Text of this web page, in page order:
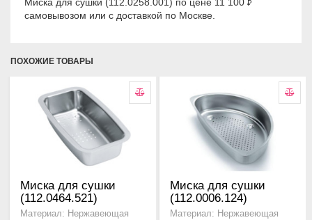
₽
самовывозом или с доставкой по Москве.
ПОХОЖИЕ ТОВАРЫ
Миска для сушки
(112.0464.521)
Материал: Нержавеющая
Миска для сушки
(112.0006.124)
Материал: Нержавеющая